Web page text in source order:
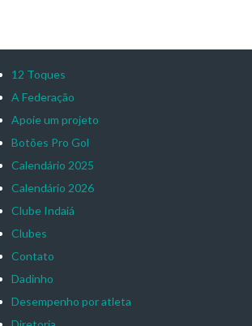
12 Toques
A Federação
Apoie um projeto
Botões Pro Gol
Calendário 2025
Calendário 2026
Clube Indaiá
Clubes
Contato
Dadinho
Desempenho por atleta